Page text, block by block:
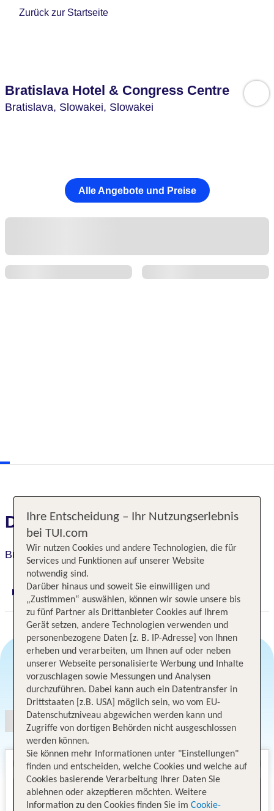
Zurück zur Startseite
Bratislava Hotel & Congress Centre
Bratislava, Slowakei, Slowakei
Alle Angebote und Preise
Das erwartet Sie
Bratislava Hotel & Congress Centre
Digitaler und telefonischer 24/7 TUI Service
Angebotsauswahl
Ihre Entscheidung – Ihr Nutzungserlebnis
bei TUI.com
Wir nutzen Cookies und andere Technologien, die für
Services und Funktionen auf unserer Website
notwendig sind.
Darüber hinaus und soweit Sie einwilligen und
„Zustimmen“ auswählen, können wir sowie unsere bis
zu fünf Partner als Drittanbieter Cookies auf Ihrem
Gerät setzen, andere Technologien verwenden und
personenbezogene Daten [z. B. IP-Adresse] von Ihnen
erheben und verarbeiten, um Ihnen auf oder neben
unserer Webseite personalisierte Werbung und Inhalte
vorzuschlagen sowie Messungen und Analysen
durchzuführen. Dabei kann auch ein Datentransfer in
Drittstaaten [z.B. USA] möglich sein, wo vom EU-
Datenschutzniveau abgewichen werden kann und
Zugriffe von dortigen Behörden nicht ausgeschlossen
werden können.
Sie können mehr Informationen unter "Einstellungen"
finden und entscheiden, welche Cookies und welche auf
Cookies basierende Verarbeitung Ihrer Daten Sie
ablehnen oder akzeptieren möchten. Weitere
Information zu den Cookies finden Sie im Cookie-